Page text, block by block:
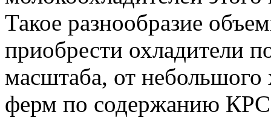
Такое разнообразие
приобрести охладители
масштаба, от небольшого
ферм по содержанию